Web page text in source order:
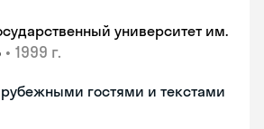
университет им.
• 1999 г.
гостями и текстами